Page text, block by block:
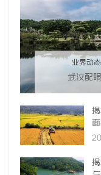
业界动态
武汉配